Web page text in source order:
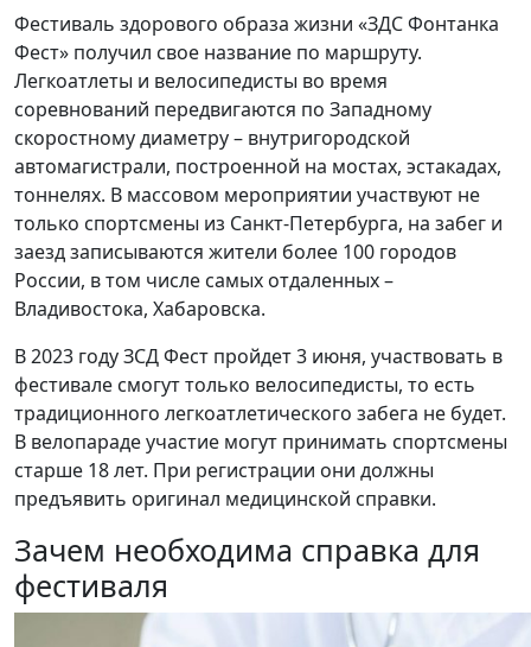
Фестиваль здорового образа жизни «ЗДС Фонтанка
Фест» получил свое название по маршруту.
Легкоатлеты и велосипедисты во время
соревнований передвигаются по Западному
скоростному диаметру – внутригородской
автомагистрали, построенной на мостах, эстакадах,
тоннелях. В массовом мероприятии участвуют не
только спортсмены из Санкт-Петербурга, на забег и
заезд записываются жители более 100 городов
России, в том числе самых отдаленных –
Владивостока, Хабаровска.
В 2023 году ЗСД Фест пройдет 3 июня, участвовать в
фестивале смогут только велосипедисты, то есть
традиционного легкоатлетического забега не будет.
В велопараде участие могут принимать спортсмены
старше 18 лет. При регистрации они должны
предъявить оригинал медицинской справки.
Зачем необходима справка для
фестиваля